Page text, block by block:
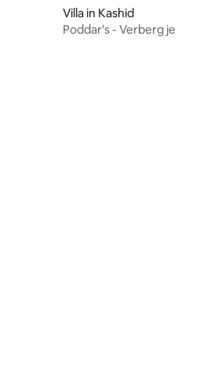
Villa in Kashid
Poddar's - Verberg je